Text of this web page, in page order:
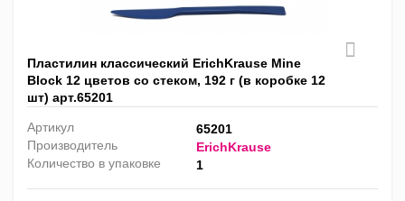
Пластилин классический ErichKrause Mine
Block 12 цветов со стеком, 192 г (в коробке 12
шт) арт.65201
Артикул
65201
Производитель
ErichKrause
Количество в упаковке
1